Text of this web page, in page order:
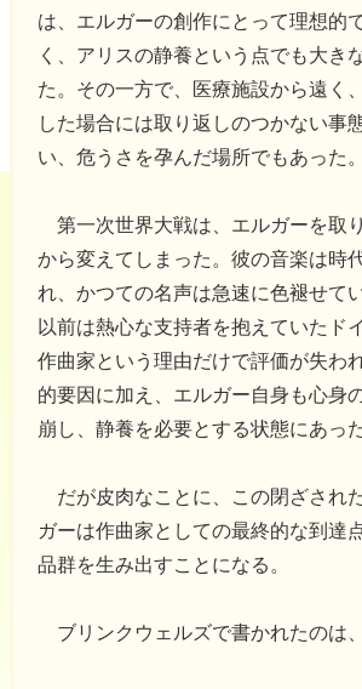
は、エルガーの創作にとって理想的
く、アリスの静養という点でも大き
た。その一方で、医療施設から遠く
した場合には取り返しのつかない事
い、危うさを孕んだ場所でもあった。
第一次世界大戦は、エルガーを取
から変えてしまった。彼の音楽は時
れ、かつての名声は急速に色褪せて
以前は熱心な支持者を抱えていたド
作曲家という理由だけで評価が失わ
的要因に加え、エルガー自身も心身
崩し、静養を必要とする状態にあった
だが皮肉なことに、この閉ざされ
ガーは作曲家としての最終的な到達
品群を生み出すことになる。
ブリンクウェルズで書かれたのは、